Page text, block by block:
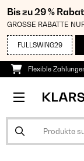
Bis zu 29 %
GROSSE RABATTE
FULLSWING29
Flexible